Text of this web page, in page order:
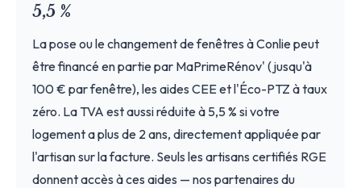
5,5 %
La pose ou le changement de fenêtres à Conlie peut
être financé en partie par MaPrimeRénov' (jusqu'à
100 € par fenêtre), les aides CEE et l'Éco-PTZ à taux
zéro. La TVA est aussi réduite à 5,5 % si votre
logement a plus de 2 ans, directement appliquée par
l'artisan sur la facture. Seuls les artisans certifiés RGE
donnent accès à ces aides — nos partenaires du